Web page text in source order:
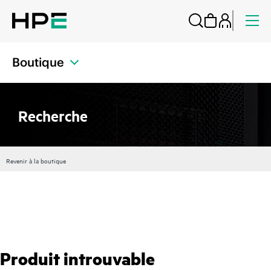
Boutique
Recherche
Revenir à la boutique
Produit introuvable